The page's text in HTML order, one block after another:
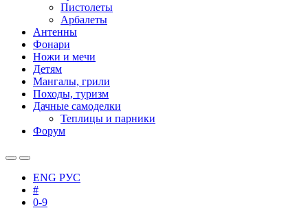
Пистолеты
Арбалеты
Антенны
Фонари
Ножи и мечи
Детям
Мангалы, грили
Походы, туризм
Дачные самоделки
Теплицы и парники
Форум
ENG РУС
#
0-9